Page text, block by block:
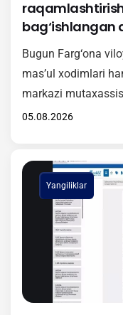
bag‘ishlangan
Bugun Farg‘ona
mas’ul xodimlari
markazi
raqamli
hududlarda
tartibi hamda
haqida batafsil
doirasida
Mahkamasining
05.08.2026
Yangiliklar